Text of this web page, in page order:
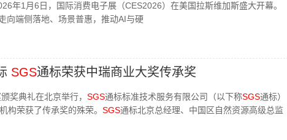
年1月6日，国际消费电子展（CES2026）在美国拉斯维加斯盛大开幕。
向端侧落地、场景普惠，推动AI与硬
SGS通标荣获中瑞商业大奖传承奖
奖典礼在北京举行， SGS通标标准技术服务有限公司（以下称SGS通标）
构荣获了传承奖的殊荣。 SGS通标北京总经理、中国区自然资源高级总监